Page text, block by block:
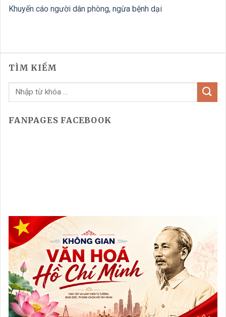
Khuyến cáo người dân phòng, ngừa bệnh dại
TÌM KIẾM
FANPAGES FACEBOOK